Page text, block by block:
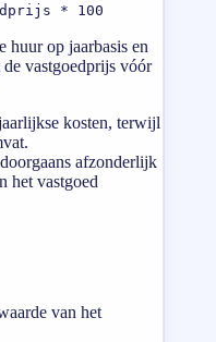
* 100
huur op jaarbasis en
vastgoedprijs vóór
kosten, terwijl
afzonderlijk
het vastgoed
van het